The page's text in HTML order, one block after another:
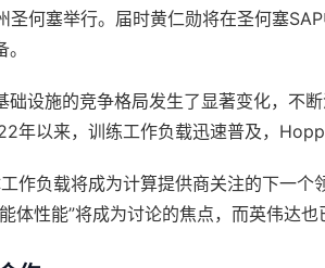
圣何塞举行。届时黄仁勋将在圣何塞
础设施的竞争格局发生了显著变化，不
年以来，训练工作负载迅速普及，
作负载将成为计算提供商关注的下一个
体性能”将成为讨论的焦点，而英伟达也